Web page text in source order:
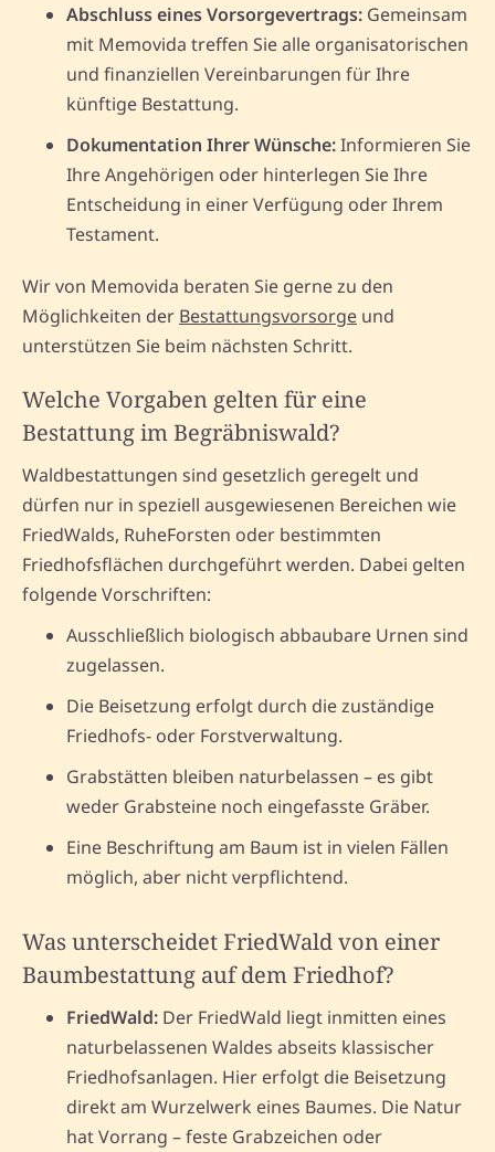
Abschluss eines Vorsorgevertrags: Gemeinsam
mit Memovida treffen Sie alle organisatorischen
und finanziellen Vereinbarungen für Ihre
künftige Bestattung.
Dokumentation Ihrer Wünsche:Informieren Sie
Ihre Angehörigen oder hinterlegen Sie Ihre
Entscheidung in einer Verfügung oder Ihrem
Testament.
Wir von Memovida beraten Sie gerne zu den
Möglichkeiten der Bestattungsvorsorge und
unterstützen Sie beim nächsten Schritt.
Welche Vorgaben gelten für eine
Bestattung im Begräbniswald?
Waldbestattungen sind gesetzlich geregelt und
dürfen nur in speziell ausgewiesenen Bereichen wie
FriedWalds, RuheForsten oder bestimmten
Friedhofsflächen durchgeführt werden. Dabei gelten
folgende Vorschriften:
Ausschließlich biologisch abbaubare Urnen sind
zugelassen.
Die Beisetzung erfolgt durch die zuständige
Friedhofs- oder Forstverwaltung.
Grabstätten bleiben naturbelassen – es gibt
weder Grabsteine noch eingefasste Gräber.
Eine Beschriftung am Baum ist in vielen Fällen
möglich, aber nicht verpflichtend.
Was unterscheidet FriedWald von einer
Baumbestattung auf dem Friedhof?
FriedWald: Der FriedWald liegt inmitten eines
naturbelassenen Waldes abseits klassischer
Friedhofsanlagen. Hier erfolgt die Beisetzung
direkt am Wurzelwerk eines Baumes. Die Natur
hat Vorrang – feste Grabzeichen oder